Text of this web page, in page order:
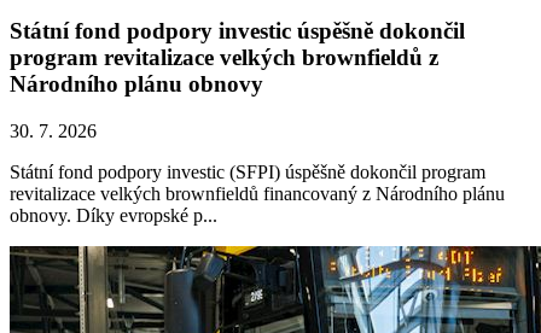
Státní fond podpory investic úspěšně dokončil
program revitalizace velkých brownfieldů z
Národního plánu obnovy
30. 7. 2026
Státní fond podpory investic (SFPI) úspěšně dokončil program
revitalizace velkých brownfieldů financovaný z Národního plánu
obnovy. Díky evropské p...